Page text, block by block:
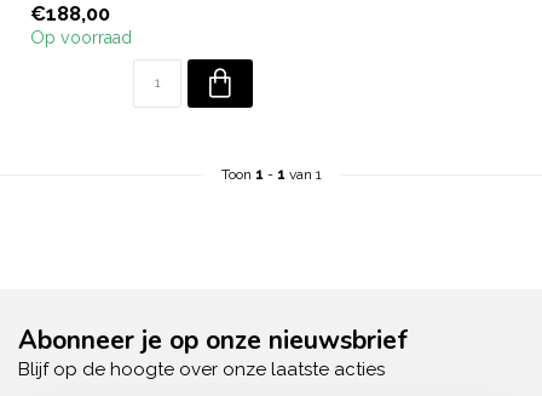
versterkt de huidbarriè...
€188,00
Op voorraad
Toon 1 - 1 van 1
Abonneer je op onze nieuwsbrief
Blijf op de hoogte over onze laatste acties